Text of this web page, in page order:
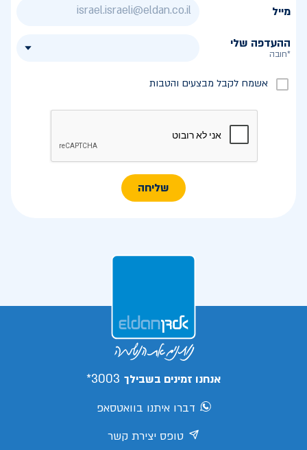
מייל
ההעדפה שלי
*חובה
אשמח לקבל מבצעים והטבות
שליחה
אנחנו זמינים בשבילך 3003*
דברו איתנו בוואטסאפ
טופס יצירת קשר